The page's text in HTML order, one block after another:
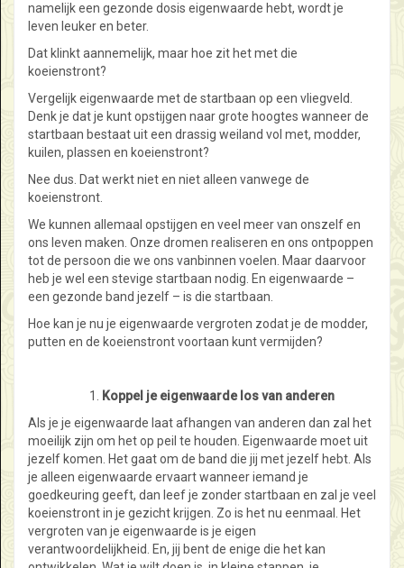
namelijk een gezonde dosis eigenwaarde hebt, wordt je
leven leuker en beter.
Dat klinkt aannemelijk, maar hoe zit het met die
koeienstront?
Vergelijk eigenwaarde met de startbaan op een vliegveld.
Denk je dat je kunt opstijgen naar grote hoogtes wanneer de
startbaan bestaat uit een drassig weiland vol met, modder,
kuilen, plassen en koeienstront?
Nee dus. Dat werkt niet en niet alleen vanwege de
koeienstront.
We kunnen allemaal opstijgen en veel meer van onszelf en
ons leven maken. Onze dromen realiseren en ons ontpoppen
tot de persoon die we ons vanbinnen voelen. Maar daarvoor
heb je wel een stevige startbaan nodig. En eigenwaarde –
een gezonde band jezelf – is die startbaan.
Hoe kan je nu je eigenwaarde vergroten zodat je de modder,
putten en de koeienstront voortaan kunt vermijden?
Koppel je eigenwaarde los van anderen
Als je je eigenwaarde laat afhangen van anderen dan zal het
moeilijk zijn om het op peil te houden. Eigenwaarde moet uit
jezelf komen. Het gaat om de band die jij met jezelf hebt. Als
je alleen eigenwaarde ervaart wanneer iemand je
goedkeuring geeft, dan leef je zonder startbaan en zal je veel
koeienstront in je gezicht krijgen. Zo is het nu eenmaal. Het
vergroten van je eigenwaarde is je eigen
verantwoordelijkheid. En, jij bent de enige die het kan